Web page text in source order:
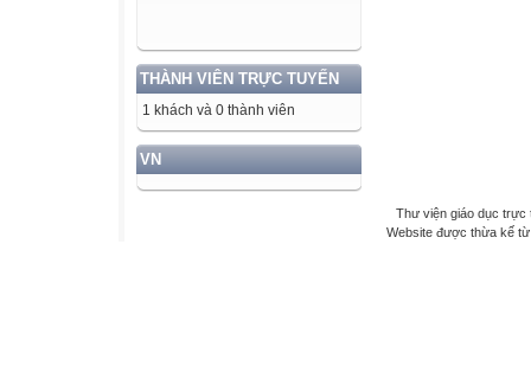
THÀNH VIÊN TRỰC TUYẾN
1 khách và 0 thành viên
VN
Thư viện giáo dục trực
Website được thừa kế